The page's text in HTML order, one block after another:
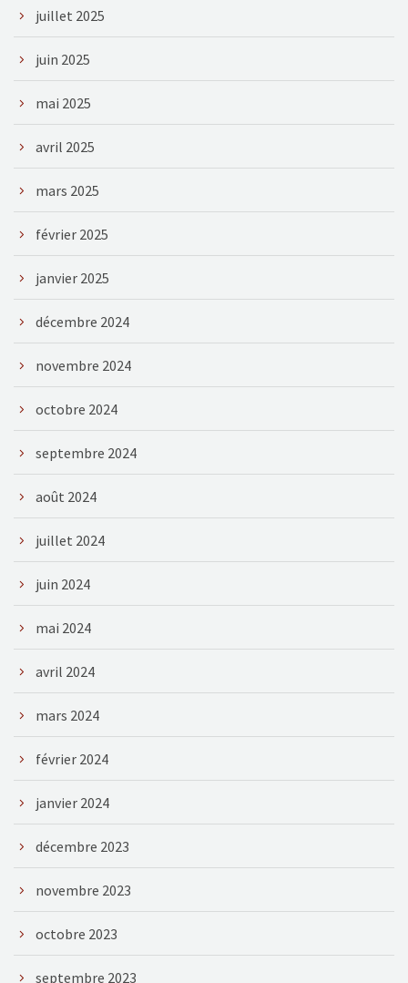
juillet 2025
juin 2025
mai 2025
avril 2025
mars 2025
février 2025
janvier 2025
décembre 2024
novembre 2024
octobre 2024
septembre 2024
août 2024
juillet 2024
juin 2024
mai 2024
avril 2024
mars 2024
février 2024
janvier 2024
décembre 2023
novembre 2023
octobre 2023
septembre 2023